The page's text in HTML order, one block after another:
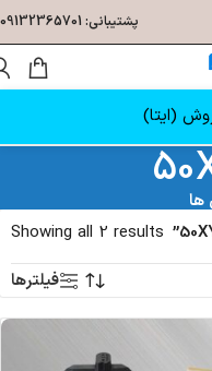
پشتیبانی: 09132365701
(ایتا)
ها
Showing all 2 results
فیلترها